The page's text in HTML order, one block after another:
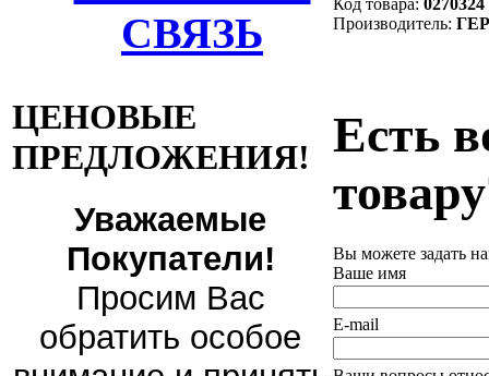
СВЯЗЬ
ЦЕНОВЫЕ
ПРЕДЛОЖЕНИЯ!
Уважаемые
Покупатели!
Просим Вас
обратить особое
Код товара: 0270324
Производитель:
Есть
Вы можете задать
Ваше имя
E-mail